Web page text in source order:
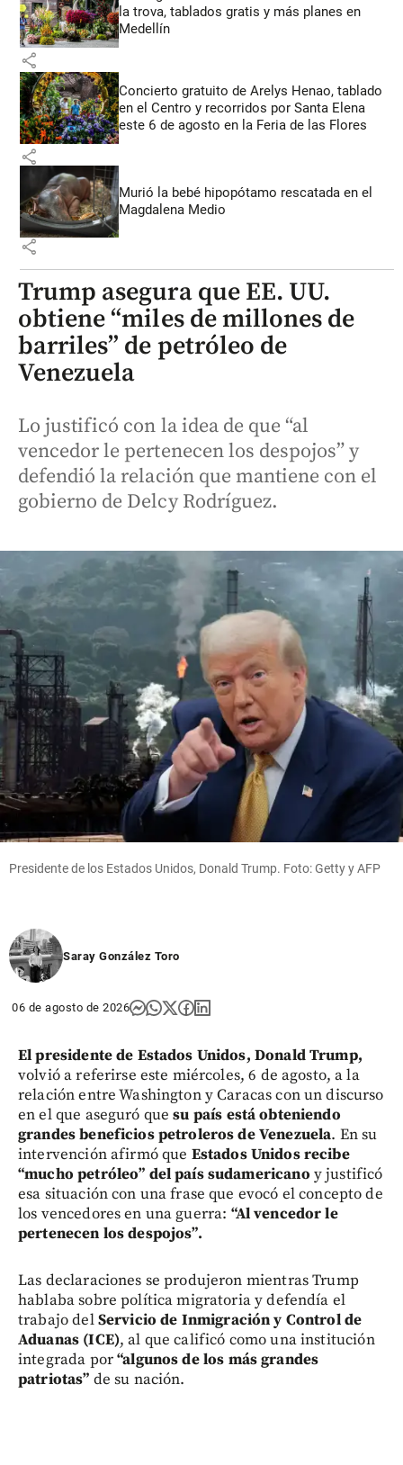
la trova, tablados gratis y más planes en
Medellín
share
Concierto gratuito de Arelys Henao, tablado
en el Centro y recorridos por Santa Elena
este 6 de agosto en la Feria de las Flores
share
Murió la bebé hipopótamo rescatada en el
Magdalena Medio
share
Trump asegura que EE. UU.
obtiene “miles de millones de
barriles” de petróleo de
Venezuela
Lo justificó con la idea de que “al
vencedor le pertenecen los despojos” y
defendió la relación que mantiene con el
gobierno de Delcy Rodríguez.
Presidente de los Estados Unidos, Donald Trump. Foto: Getty y AFP
Saray González Toro
06 de agosto de 2026
El presidente de Estados Unidos, Donald Trump,
volvió a referirse este miércoles, 6 de agosto, a la
relación entre Washington y Caracas con un discurso
en el que aseguró quesu país está obteniendo
grandes beneficios petroleros de Venezuela. En su
intervención afirmó que Estados Unidos recibe
“mucho petróleo” del país sudamericano y justificó
esa situación con una frase que evocó el concepto de
los vencedores en una guerra: “Al vencedor le
pertenecen los despojos”.
Las declaraciones se produjeron mientras Trump
hablaba sobre política migratoria y defendía el
trabajo delServicio de Inmigración y Control de
Aduanas (ICE), al que calificó como una institución
integrada por“algunos de los más grandes
patriotas” de su nación.